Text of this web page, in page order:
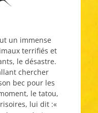
un immense
terrifiés et
le désastre.
chercher
bec pour les
le tatou,
lui dit :«